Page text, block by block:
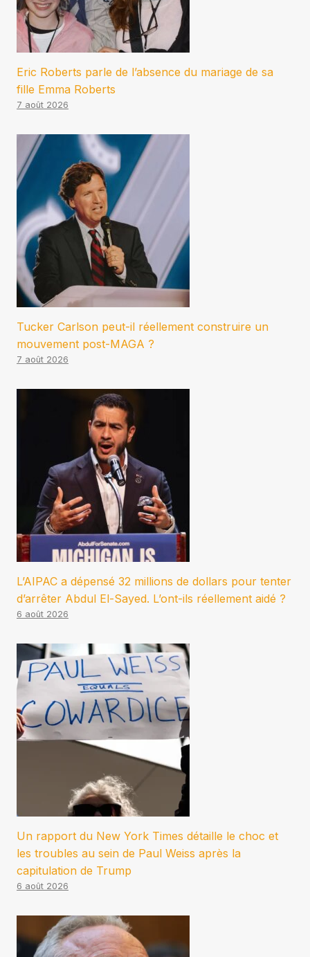
Eric Roberts parle de l’absence du mariage de sa
fille Emma Roberts
7 août 2026
Tucker Carlson peut-il réellement construire un
mouvement post-MAGA ?
7 août 2026
L’AIPAC a dépensé 32 millions de dollars pour tenter
d’arrêter Abdul El-Sayed. L’ont-ils réellement aidé ?
6 août 2026
Un rapport du New York Times détaille le choc et
les troubles au sein de Paul Weiss après la
capitulation de Trump
6 août 2026